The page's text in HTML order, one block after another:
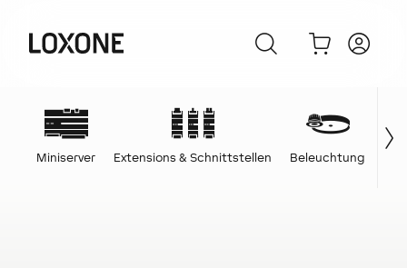
Miniserver Extensions & Schnittstellen Beleuchtung